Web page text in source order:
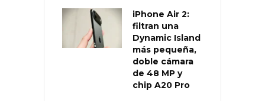
iPhone Air 2:
filtran una
Dynamic Island
más pequeña,
doble cámara
de 48 MP y
chip A20 Pro